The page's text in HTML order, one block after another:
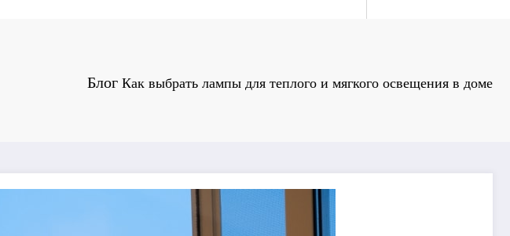
Блог Как выбрать лампы для теплого и мягкого освещения в доме